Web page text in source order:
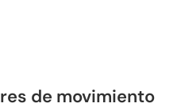
de movimiento